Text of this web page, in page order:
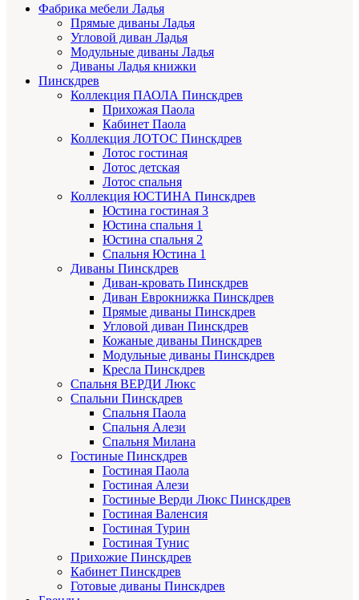
Фабрика мебели Ладья
Прямые диваны Ладья
Угловой диван Ладья
Модульные диваны Ладья
Диваны Ладья книжки
Пинскдрев
Коллекция ПАОЛА Пинскдрев
Прихожая Паола
Кабинет Паола
Коллекция ЛОТОС Пинскдрев
Лотос гостиная
Лотос детская
Лотос спальня
Коллекция ЮСТИНА Пинскдрев
Юстина гостиная 3
Юстина спальня 1
Юстина спальня 2
Спальня Юстина 1
Диваны Пинскдрев
Диван-кровать Пинскдрев
Диван Еврокнижка Пинскдрев
Прямые диваны Пинскдрев
Угловой диван Пинскдрев
Кожаные диваны Пинскдрев
Модульные диваны Пинскдрев
Кресла Пинскдрев
Спальня ВЕРДИ Люкс
Спальни Пинскдрев
Спальня Паола
Спальня Алези
Спальня Милана
Гостиные Пинскдрев
Гостиная Паола
Гостиная Алези
Гостиные Верди Люкс Пинскдрев
Гостиная Валенсия
Гостиная Турин
Гостиная Тунис
Прихожие Пинскдрев
Кабинет Пинскдрев
Готовые диваны Пинскдрев